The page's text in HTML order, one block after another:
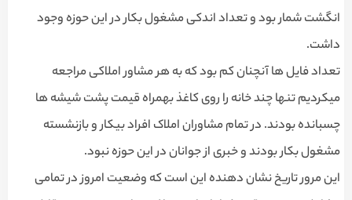
انگشت شمار بود و تعداد اندکی مشغول بکار در این حوزه وجود
داشت.
تعداد فایل ها آنچنان کم بود که به هر مشاور املاکی مراجعه
میکردیم تنها چند خانه را روی کاغذ بهمراه قیمت پشت شیشه ها
چسبانده بودند. در تمام مشاوران املاک افراد بیکار و بازنشسته
مشغول بکار بودند و خبری از جوانان در این حوزه نبود.
این مرور تاریخ نشان دهنده این است که وضعیت امروز در تمامی